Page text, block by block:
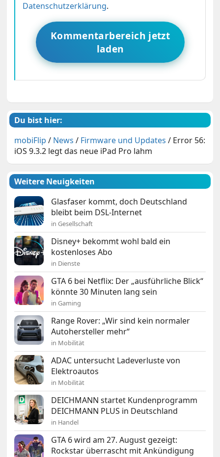
Datenschutzerklärung.
Kommentarbereich jetzt
laden
Du bist hier:
mobiFlip / News / Firmware und Updates / Error 56:
iOS 9.3.2 legt das neue iPad Pro lahm
Weitere Neuigkeiten
Glasfaser kommt, doch Deutschland
bleibt beim DSL-Internet
in Gesellschaft
Disney+ bekommt wohl bald ein
kostenloses Abo
in Dienste
GTA 6 bei Netflix: Der „ausführliche Blick“
könnte 30 Minuten lang sein
in Gaming
Range Rover: „Wir sind kein normaler
Autohersteller mehr“
in Mobilität
ADAC untersucht Ladeverluste von
Elektroautos
in Mobilität
DEICHMANN startet Kundenprogramm
DEICHMANN PLUS in Deutschland
in Handel
GTA 6 wird am 27. August gezeigt:
Rockstar überrascht mit Ankündigung